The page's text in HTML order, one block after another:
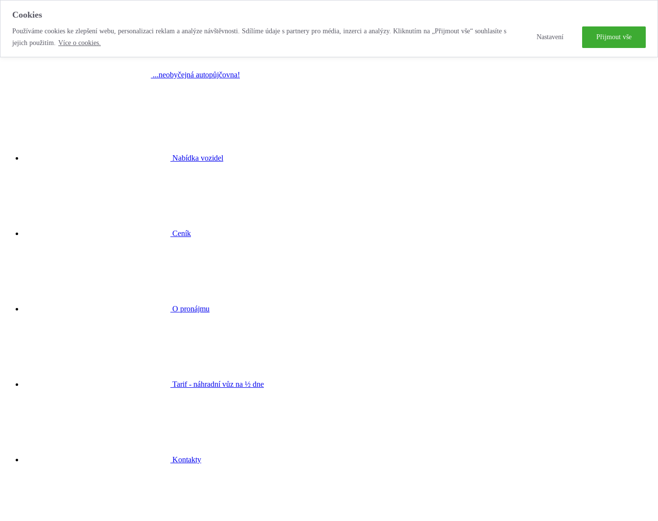
Cookies
Používáme cookies ke zlepšení webu, personalizaci reklam a analýze návštěvnosti. Sdílíme údaje s partnery pro média, inzerci a analýzy. Kliknutím na „Přijmout vše“ souhlasíte s
jejich použitím. Více o cookies.
Nastavení Přijmout vše
...neobyčejná autopůjčovna!
Nabídka vozidel
Ceník
O pronájmu
Tarif - náhradní vůz na ½ dne
Kontakty